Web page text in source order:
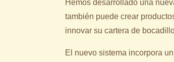
Hemos desarrollado una
también puede crear
innovar su cartera de
El nuevo sistema incorpora